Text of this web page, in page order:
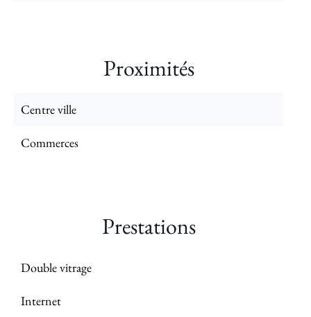
Proximités
Centre ville
Commerces
Prestations
Double vitrage
Internet